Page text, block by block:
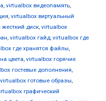
, virtualbox видеопамять,
, virtualbox виртуальный
диск, virtualbox
, virtualbox гайд, virtualbox где
где хранятся файлы,
цвета, virtualbox горячие
гостевые дополнения,
virtualbox готовые образы,
графический